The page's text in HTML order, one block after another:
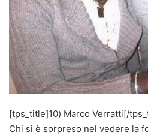
[tps_title]10) Marco Verratti[/
Chi si è sorpreso nel vedere la